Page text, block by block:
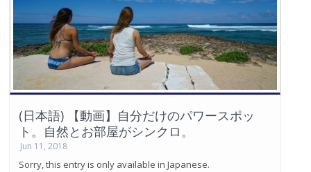
(日本語) 【動画】自分だけのパワースポッ
ト。自然とお部屋がシンクロ。
Jun 11, 2018
Sorry, this entry is only available in Japanese.